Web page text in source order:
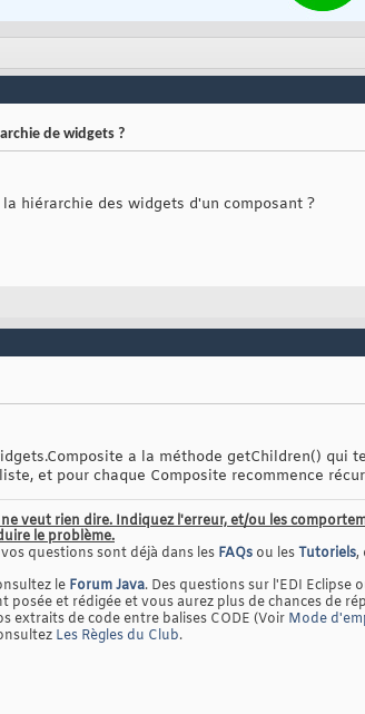
de widgets ?
hiérarchie des widgets d'un composant ?
a la méthode getChildren()
et pour chaque Composite recommence
veut rien dire. Indiquez l'erreur, et/ou les
le problème.
questions sont déjà dans les FAQs ou lesTutoriels,
le Forum Java. Des questions sur l'EDI Eclipse
posée et rédigée et vous aurez plus de chances de
extraits de code entre balises CODE (Voir Mode
Les Règles du Club.